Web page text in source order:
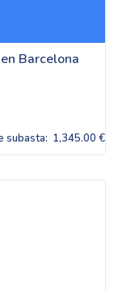
Barcelona
subasta: 1,345.00 €